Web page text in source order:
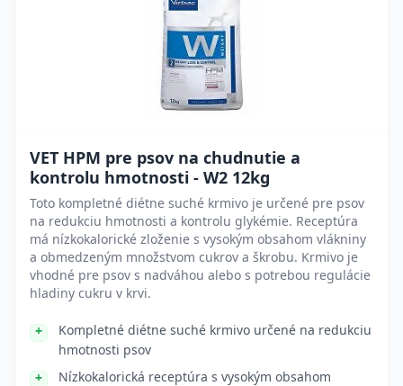
VET HPM pre psov na chudnutie a
kontrolu hmotnosti - W2 12kg
Toto kompletné diétne suché krmivo je určené pre psov
na redukciu hmotnosti a kontrolu glykémie. Receptúra
má nízkokalorické zloženie s vysokým obsahom vlákniny
a obmedzeným množstvom cukrov a škrobu. Krmivo je
vhodné pre psov s nadváhou alebo s potrebou regulácie
hladiny cukru v krvi.
Kompletné diétne suché krmivo určené na redukciu
hmotnosti psov
Nízkokalorická receptúra s vysokým obsahom